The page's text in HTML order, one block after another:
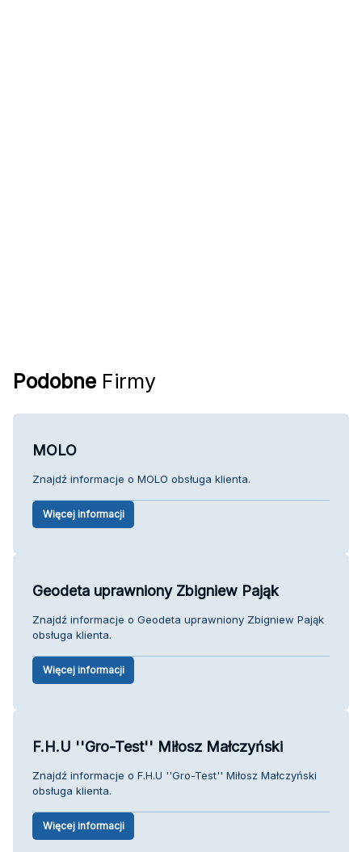
Podobne Firmy
MOLO
Znajdź informacje o MOLO obsługa klienta.
Więcej informacji
Geodeta uprawniony Zbigniew Pająk
Znajdź informacje o Geodeta uprawniony Zbigniew Pająk
obsługa klienta.
Więcej informacji
F.H.U ''Gro-Test'' Miłosz Małczyński
Znajdź informacje o F.H.U ''Gro-Test'' Miłosz Małczyński
obsługa klienta.
Więcej informacji